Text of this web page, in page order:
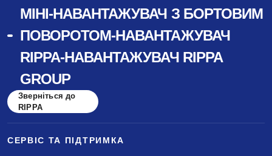
МІНІ-НАВАНТАЖУВАЧ З БОРТОВИМ
ПОВОРОТОМ-НАВАНТАЖУВАЧ
RIPPA-НАВАНТАЖУВАЧ RIPPA
GROUP
Зверніться до
RIPPA
СЕРВІС ТА ПІДТРИМКА